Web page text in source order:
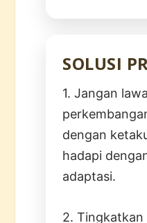
SOLUSI
1. Jangan
dengan
hadapi
adaptasi.
2. Tingkatkan